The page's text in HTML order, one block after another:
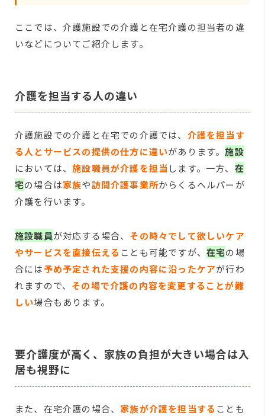
ここでは、介護施設での介護と在宅介護の担当者の違
いなどについてご紹介します。
介護を担当する人の違い
介護施設での介護と在宅での介護では、 介護を担当す
る人とサービスの提供の仕方に違いがあります。施設
においては、施設職員が介護を担当 します。一方、 在
宅の場合は家族や訪問介護事業所からくるヘルパーが
介護を行います。
施設職員が対応する場合、 その時々でして欲しいケア
やサービスを直接伝える ことも可能ですが、在宅の場
合には予め予定された支援の内容に沿ったケアが行わ
れますので、 その場で介護の内容を変更することが難
しい場合もあります。
要介護度が高く、家族の負担が大きい場合は入
居も視野に
また、在宅介護の場合、 家族が介護を担当する ことも